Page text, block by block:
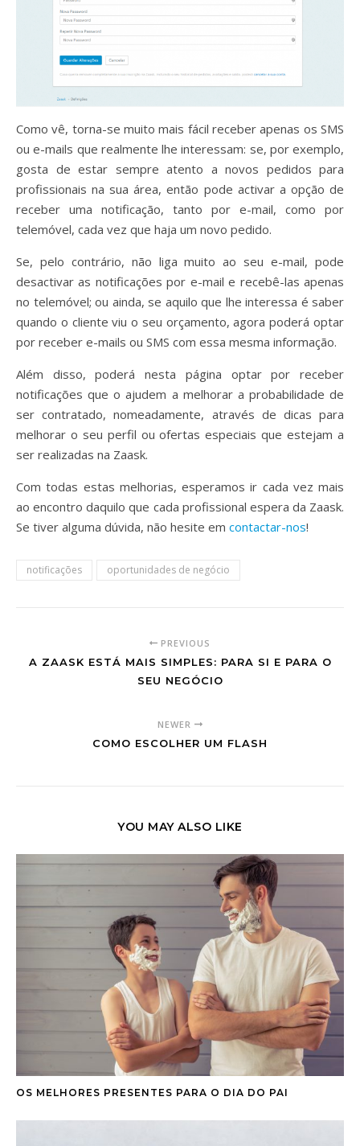
Como vê, torna-se muito mais fácil receber apenas os SMS
ou e-mails que realmente lhe interessam: se, por exemplo,
gosta de estar sempre atento a novos pedidos para
profissionais na sua área, então pode activar a opção de
receber uma notificação, tanto por e-mail, como por
telemóvel, cada vez que haja um novo pedido.
Se, pelo contrário, não liga muito ao seu e-mail, pode
desactivar as notificações por e-mail e recebê-las apenas
no telemóvel; ou ainda, se aquilo que lhe interessa é saber
quando o cliente viu o seu orçamento, agora poderá optar
por receber e-mails ou SMS com essa mesma informação.
Além disso, poderá nesta página optar por receber
notificações que o ajudem a melhorar a probabilidade de
ser contratado, nomeadamente, através de dicas para
melhorar o seu perfil ou ofertas especiais que estejam a
ser realizadas na Zaask.
Com todas estas melhorias, esperamos ir cada vez mais
ao encontro daquilo que cada profissional espera da Zaask.
Se tiver alguma dúvida, não hesite em contactar-nos!
notificações oportunidades de negócio
PREVIOUS
A ZAASK ESTÁ MAIS SIMPLES: PARA SI E PARA O
SEU NEGÓCIO
NEWER
COMO ESCOLHER UM FLASH
YOU MAY ALSO LIKE
OS MELHORES PRESENTES PARA O DIA DO PAI